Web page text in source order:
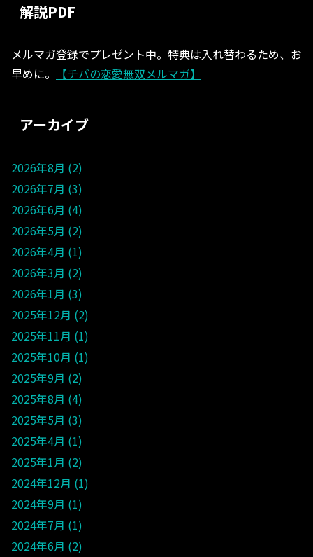
解説PDF
メルマガ登録でプレゼント中。特典は入れ替わるため、お
早めに。
【チバの恋愛無双メルマガ】
アーカイブ
2026年8月 2
2026年7月 3
2026年6月 4
2026年5月 2
2026年4月 1
2026年3月 2
2026年1月 3
2025年12月 2
2025年11月 1
2025年10月 1
2025年9月 2
2025年8月 4
2025年5月 3
2025年4月 1
2025年1月 2
2024年12月 1
2024年9月 1
2024年7月 1
2024年6月 2